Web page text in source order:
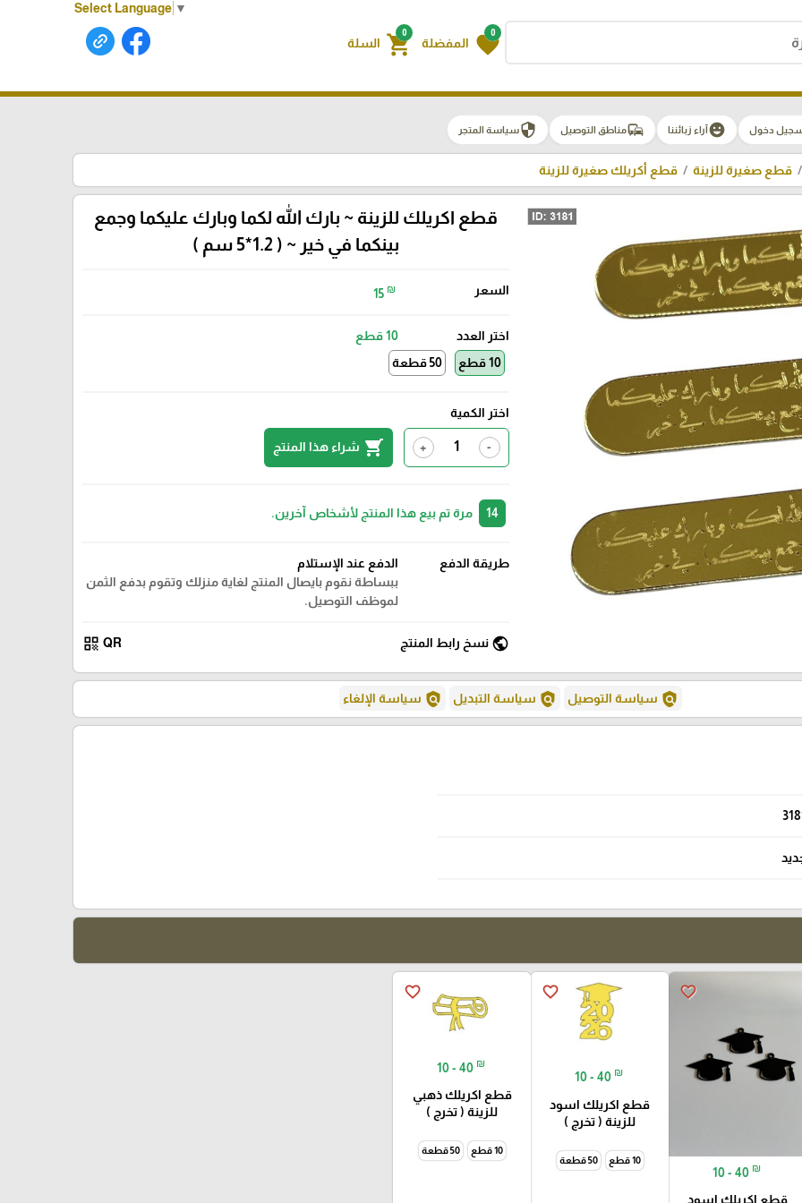
Select Language ▼
0
favorite المفضلة
0
shopping_cart السلة
دخول emoji_emotionsآراء زبائننا commuteمناطق التوصيل securityسياسة المتجر
قطع صغيرة للزينة قطع أكريلك صغيرة للزينة
قطع اكريلك للزينة ~ بارك الله لكما وبارك عليكما وجمع
بينكما في خير ~ ( 1.2*5 سم )
السعر 15 ₪
اختر العدد
10 قطع
10 قطع
50 قطعة
اختر الكمية
-
+
shopping_cart شراء هذا المنتج
14 مرة تم بيع هذا المنتج لأشخاص آخرين.
طريقة الدفع
الدفع عند الإستلام
ببساطة نقوم بايصال المنتج لغاية منزلك وتقوم بدفع الثمن
لموظف التوصيل.
public نسخ رابط المنتج QR
qr_code
policy سياسة التوصيل policy سياسة التبديل policy سياسة الإلغاء
favorite_border
10 - 40 ₪
قطع اكريلك اسود
favorite_border
10 - 40 ₪
قطع اكريلك اسود
للزينة ( تخرج )
10 قطع 50 قطعة
favorite_border
10 - 40 ₪
قطع اكريلك ذهبي
للزينة ( تخرج )
10 قطع 50 قطعة